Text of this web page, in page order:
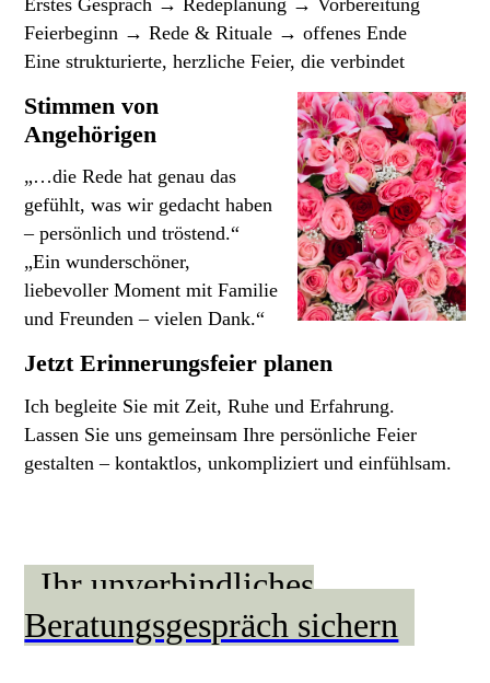
Erstes Gespräch → Redeplanung → Vorbereitung
Feierbeginn → Rede & Rituale → offenes Ende
Eine strukturierte, herzliche Feier, die verbindet
Stimmen von
Angehörigen
„…die Rede hat genau das
gefühlt, was wir gedacht haben
– persönlich und tröstend.“
„Ein wunderschöner,
liebevoller Moment mit Familie
und Freunden – vielen Dank.“
Jetzt Erinnerungsfeier planen
Ich begleite Sie mit Zeit, Ruhe und Erfahrung.
Lassen Sie uns gemeinsam Ihre persönliche Feier
gestalten – kontaktlos, unkompliziert und einfühlsam.
Ihr unverbindliches
Beratungsgespräch sichern